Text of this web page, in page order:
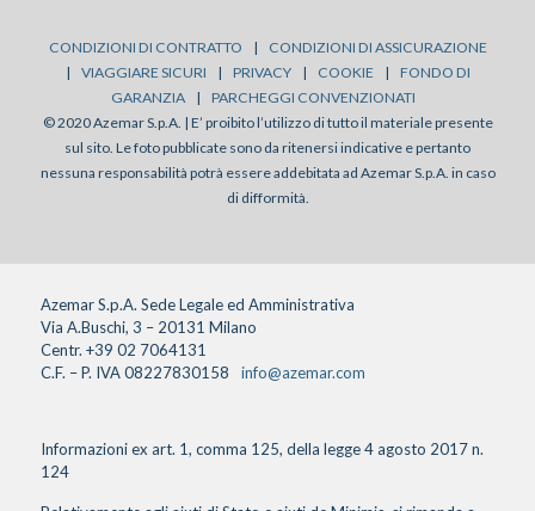
CONDIZIONI DI CONTRATTO |
CONDIZIONI DI ASSICURAZIONE
|
VIAGGIARE SICURI | PRIVACY | COOKIE |
FONDO DI
GARANZIA
|
PARCHEGGI CONVENZIONATI
© 2020 Azemar S.p.A. | E’ proibito l’utilizzo di tutto il materiale presente
sul sito. Le foto pubblicate sono da ritenersi indicative e pertanto
nessuna responsabilità potrà essere addebitata ad Azemar S.p.A. in caso
di difformità.
Azemar S.p.A. Sede Legale ed Amministrativa
Via A.Buschi, 3 – 20131 Milano
Centr. +39 02 7064131
C.F. – P. IVA 08227830158
info@azemar.com
Informazioni ex art. 1, comma 125, della legge 4 agosto 2017 n.
124